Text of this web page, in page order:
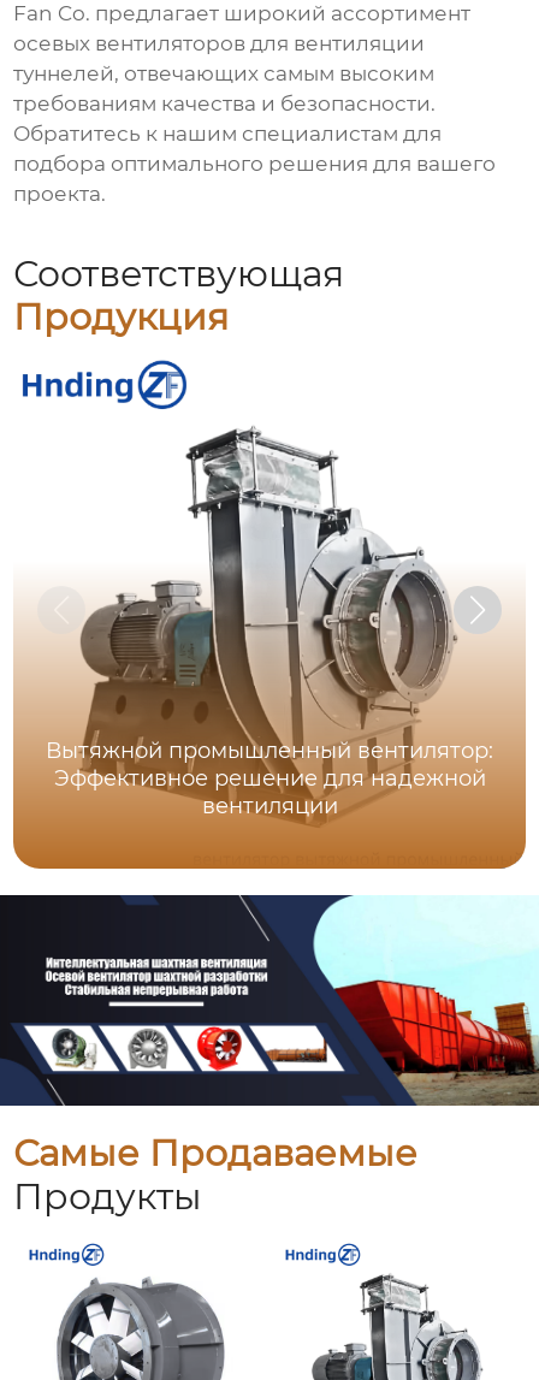
Fan Co. предлагает широкий ассортимент
осевых вентиляторов для вентиляции
туннелей, отвечающих самым высоким
требованиям качества и безопасности.
Обратитесь к нашим специалистам для
подбора оптимального решения для вашего
проекта.
Соответствующая
Продукция
Вытяжной промышленный вентилятор:
Эффективное решение для надежной
вентиляции
Самые Продаваемые
Продукты